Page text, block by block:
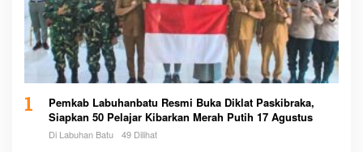
1
Pemkab Labuhanbatu Resmi Buka Diklat Paskibraka,
Siapkan 50 Pelajar Kibarkan Merah Putih 17 Agustus
Di Labuhan Batu 49 Dilihat